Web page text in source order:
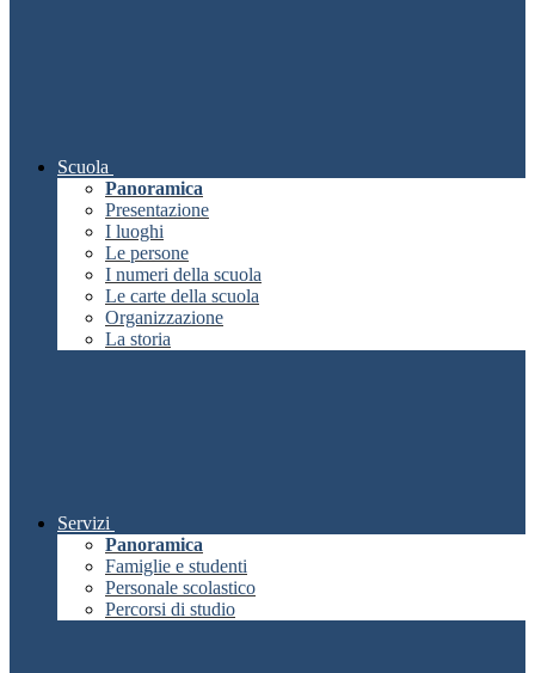
Scuola
Panoramica
Presentazione
I luoghi
Le persone
I numeri della scuola
Le carte della scuola
Organizzazione
La storia
Servizi
Panoramica
Famiglie e studenti
Personale scolastico
Percorsi di studio